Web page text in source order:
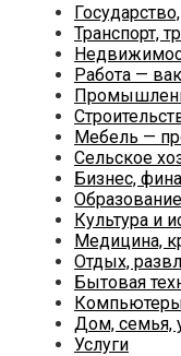
Транспорт,
Работа —
Мебель —
Сельское
Бизнес,
Культура и
Медицина,
Отдых,
Бытовая
Дом, семья,
Услуги